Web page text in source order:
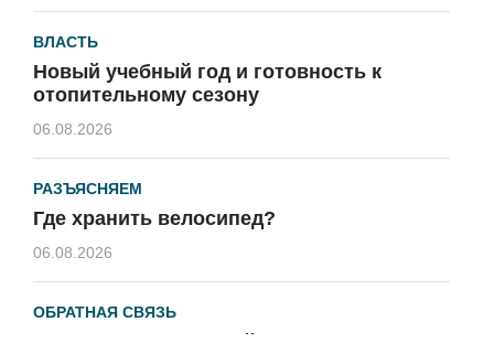
ВЛАСТЬ
Новый учебный год и готовность к
отопительному сезону
06.08.2026
РАЗЪЯСНЯЕМ
Где хранить велосипед?
06.08.2026
ОБРАТНАЯ СВЯЗЬ
Администрация онлайн